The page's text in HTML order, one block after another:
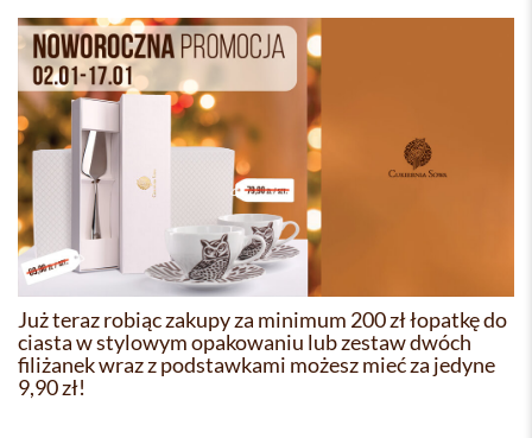
Już teraz robiąc zakupy za minimum 200 zł łopatkę do
ciasta w stylowym opakowaniu lub zestaw dwóch
filiżanek wraz z podstawkami możesz mieć za jedyne
9,90 zł!